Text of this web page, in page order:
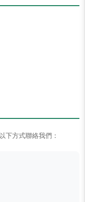
下方式聯絡我們：